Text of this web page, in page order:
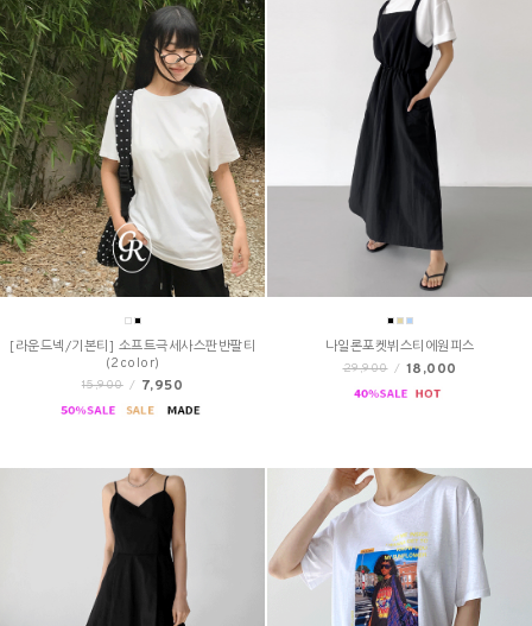
[라운드넥/기본티] 소프트극세사스판반팔티
(2color)
15,900 / 7,950
나일론포켓뷔스티에원피스
29,900 / 18,000